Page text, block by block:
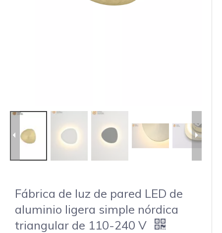
Fábrica de luz de pared LED de
aluminio ligera simple nórdica
triangular de 110-240 V